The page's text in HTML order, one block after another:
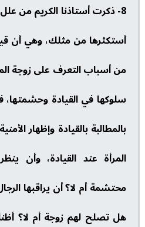
8- ذكرت أستاذنا الكريم من
أستكثرها من مثلك، وهي أن
من أسباب التعرف على زوجة
سلوكها في القيادة
بالمطالبة بالقيادة وإظهار
المرأة عند القيادة، وأن
محتشمة أم لا؟ أن يراقبها
هل تصلح لهم زوجة أم لا؟